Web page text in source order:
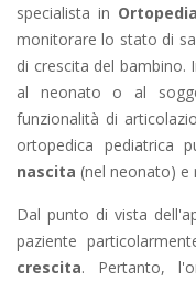
specialista in Ortopedia
monitorare lo stato di
di crescita del bambino.
al neonato o al
funzionalità di
ortopedica pediatrica
nascita (nel neonato) e
Dal punto di vista
paziente
crescita. Pertanto,